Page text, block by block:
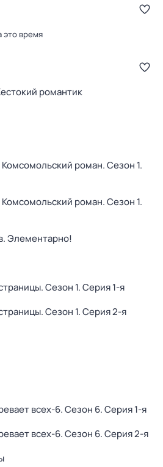
это время
романтик
роман. Сезон 1.
роман. Сезон 1.
Элементарно!
. Сезон 1. Серия 1-я
. Сезон 1. Серия 2-я
всех-6. Сезон 6. Серия 1-я
всех-6. Сезон 6. Серия 2-я